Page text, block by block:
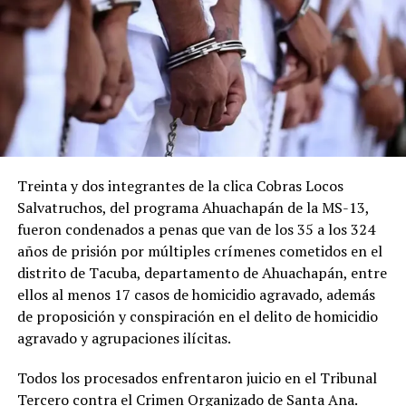
asesinaron a 10 personas en Morazán
DON'T MISS
Hombre podría pasar décadas preso por quitarle la vida
a su pareja
Treinta y dos integrantes de la clica Cobras Locos
Salvatruchos, del programa Ahuachapán de la MS-13,
fueron condenados a penas que van de los 35 a los 324
años de prisión por múltiples crímenes cometidos en el
distrito de Tacuba, departamento de Ahuachapán, entre
ellos al menos 17 casos de homicidio agravado, además
de proposición y conspiración en el delito de homicidio
agravado y agrupaciones ilícitas.
Todos los procesados enfrentaron juicio en el Tribunal
Tercero contra el Crimen Organizado de Santa Ana.